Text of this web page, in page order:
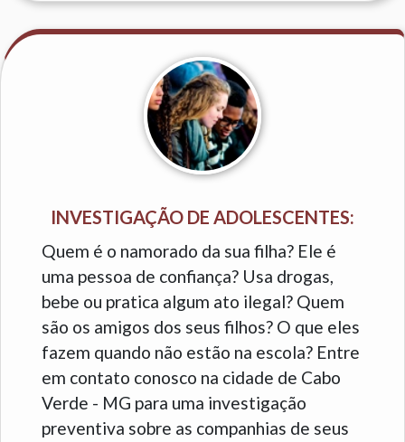
INVESTIGAÇÃO DE ADOLESCENTES:
Quem é o namorado da sua filha? Ele é
uma pessoa de confiança? Usa drogas,
bebe ou pratica algum ato ilegal? Quem
são os amigos dos seus filhos? O que eles
fazem quando não estão na escola? Entre
em contato conosco na cidade de Cabo
Verde - MG para uma investigação
preventiva sobre as companhias de seus